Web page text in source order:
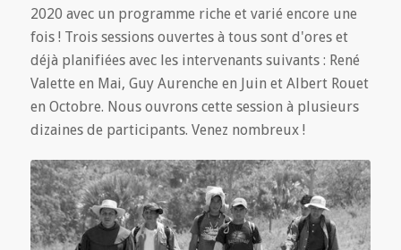
2020 avec un programme riche et varié encore une
fois ! Trois sessions ouvertes à tous sont d'ores et
déjà planifiées avec les intervenants suivants : René
Valette en Mai, Guy Aurenche en Juin et Albert Rouet
en Octobre. Nous ouvrons cette session à plusieurs
dizaines de participants. Venez nombreux !